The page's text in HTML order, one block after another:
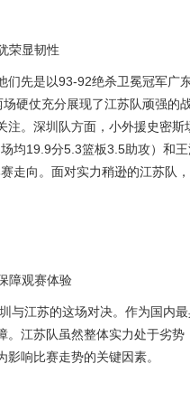
荣显韧性
们先是以93-92绝杀卫冕冠军广
硬仗充分展现了江苏队顽强的
。深圳队方面，小外援史密
均19.9分5.3篮板3.5助攻）和
走向。面对实力稍逊的江苏队
障观赛体验
与江苏的这场对决。作为国内
江苏队虽然整体实力处于劣势
响比赛走势的关键因素。